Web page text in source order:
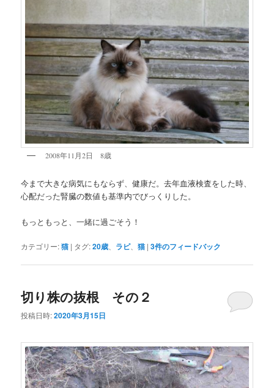
2008年11月2日 8歳
今まで大きな病気にもならず、健康だ。去年血液検査をした時、
心配だった腎臓の数値も基準内でびっくりした。
もっともっと、一緒に過ごそう！
カテゴリー:猫 | タグ:20歳 ラピ、猫 |3件のフィードバック
切り株の抜根 その２
投稿日時:2020年3月15日